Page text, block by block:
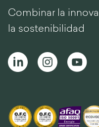
Combinar la
la sostenibilidad